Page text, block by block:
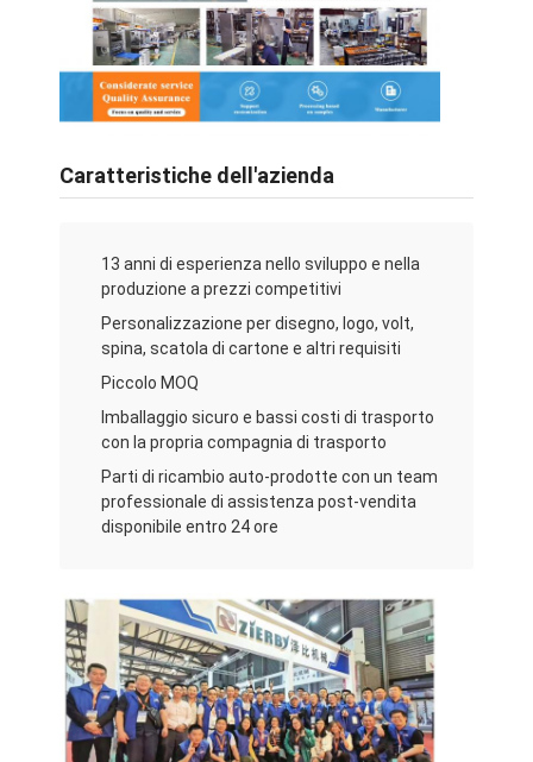
Caratteristiche dell'azienda
13 anni di esperienza nello sviluppo e nella
produzione a prezzi competitivi
Personalizzazione per disegno, logo, volt,
spina, scatola di cartone e altri requisiti
Piccolo MOQ
Imballaggio sicuro e bassi costi di trasporto
con la propria compagnia di trasporto
Parti di ricambio auto-prodotte con un team
professionale di assistenza post-vendita
disponibile entro 24 ore